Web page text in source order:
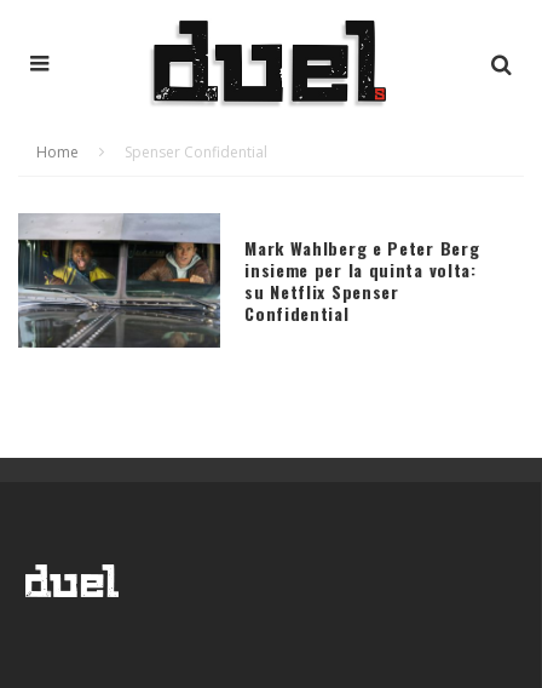
Home Spenser Confidential
Mark Wahlberg e Peter Berg
insieme per la quinta volta:
su Netflix Spenser
Confidential